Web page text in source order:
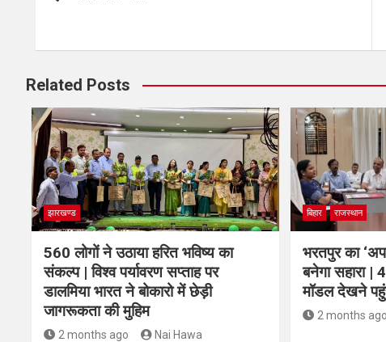
Related Posts
झारखण्ड
560 लोगों ने उठाया हरित भविष्य का
संकल्प | विश्व पर्यावरण सप्ताह पर
डालमिया भारत ने बोकारो में छेड़ी
जागरूकता की मुहिम
2 months ago Nai Hawa
बिहार राजस्थान
भरतपुर का
बनेगा सहारा
मॉडल देखने
2 months ago